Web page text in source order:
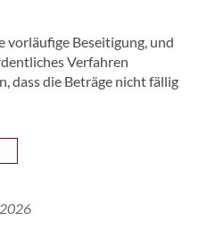
vorläufige Beseitigung, und
Verfahren
dass die Beträge nicht fällig